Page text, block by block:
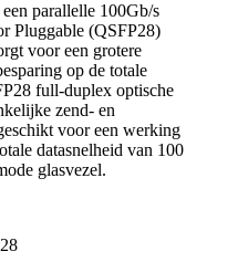
parallelle 100Gb/s
Pluggable (QSFP28)
voor een grotere
op de totale
full-duplex optische
zend- en
voor een werking
datasnelheid van 100
glasvezel.